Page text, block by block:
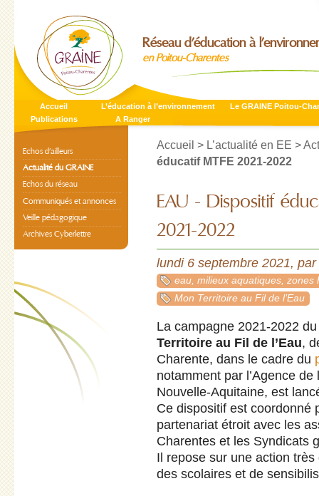
Réseau d’éducation à
en Poitou-Charentes
Accueil L’éducation à l’environnement
Le GRAINE Poitou-
Publications
A Ranger
Accueil > L’actualité en EE >
éducatif MTFE 2021-2022
EAU - Dispositif
2021-2022
lundi 6 septembre 2021, par
eau, milieux aquatiques, zones
Mon Territoire au Fil de l’Eau
La campagne 2021-2022
Territoire au Fil de l’Eau,
Charente, dans le cadre du
notamment par l’Agence
Nouvelle-Aquitaine, est
Ce dispositif est coordonné
partenariat étroit avec les
Charentes et les Syndicats
Il repose sur une action
des scolaires et de
Echos d’ailleurs
Actualité du GRAINE
Echos du réseau
Communiqués et annonces
Veille pédagogique
Archives Cyberlettre